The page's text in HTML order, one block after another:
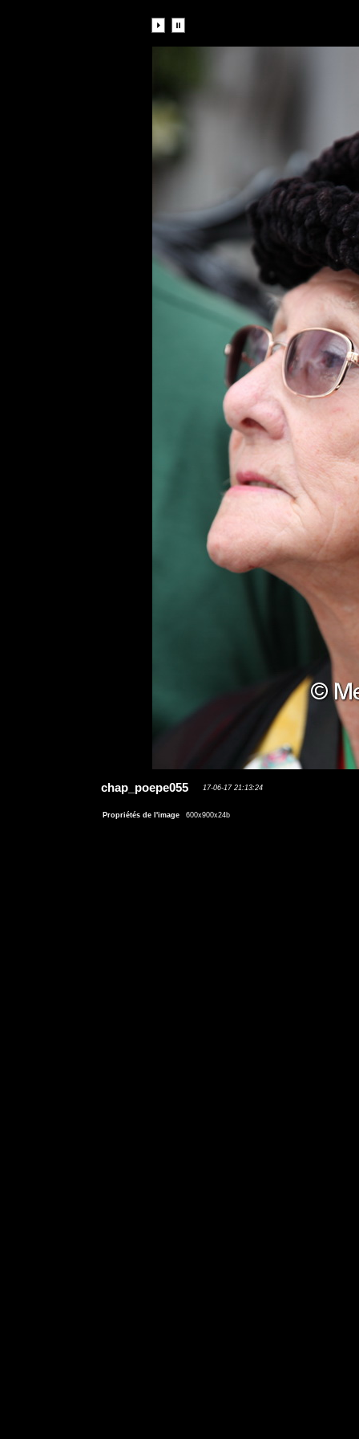
chap_poepe055 17-06-17 21:13:24
Propriétés de l'image 600x900x24b